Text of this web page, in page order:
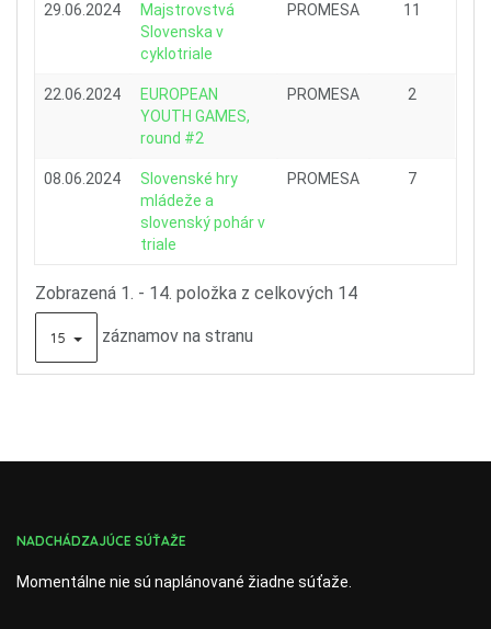
29.06.2024
Majstrovstvá
Slovenska v
cyklotriale
PROMESA 11
22.06.2024
EUROPEAN
YOUTH GAMES,
round #2
PROMESA 2
08.06.2024
Slovenské hry
mládeže a
slovenský pohár v
triale
PROMESA 7
Zobrazená 1. - 14. položka z celkových 14
15 záznamov na stranu
NADCHÁDZAJÚCE SÚŤAŽE
Momentálne nie sú naplánované žiadne súťaže.